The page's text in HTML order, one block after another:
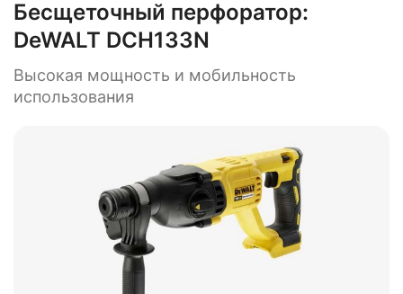
Бесщеточный перфоратор:
DeWALT DCH133N
Высокая мощность и мобильность
использования